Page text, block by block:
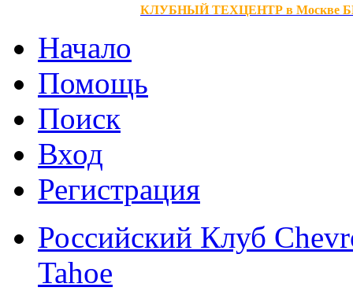
КЛУБНЫЙ ТЕХЦЕНТР в Москве
Начало
Помощь
Поиск
Вход
Регистрация
Российский Клуб
Tahoe